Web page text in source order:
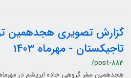
گزارش تصویری هجدهمین
تاجیکستان - مهرماه 1403
/post-883